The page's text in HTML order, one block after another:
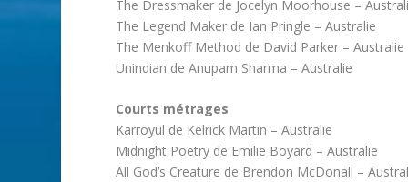
The Dressmaker de Jocelyn Moorhouse –
The Legend Maker de Ian Pringle – Australie
The Menkoff Method de David Parker – Australie
Unindian de Anupam Sharma – Australie
Courts métrages
Karroyul de Kelrick Martin – Australie
Midnight Poetry de Emilie Boyard – Australie
All God’s Creature de Brendon McDonall –